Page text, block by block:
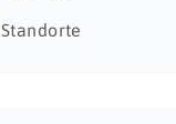
Standorte